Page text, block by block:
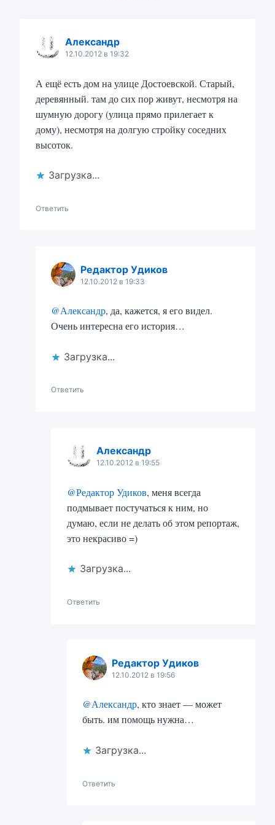
Александр
12.10.2012 в 19:32
А ещё есть дом на улице Достоевской. Старый,
деревянный. там до сих пор живут, несмотря на
шумную дорогу (улица прямо прилегает к
дому), несмотря на долгую стройку соседних
высоток.
Загрузка...
Ответить
Редактор Удиков
12.10.2012 в 19:33
@Александр, да, кажется, я его видел.
Очень интересна его история…
Загрузка...
Ответить
Александр
12.10.2012 в 19:55
@Редактор Удиков, меня всегда
подмывает постучаться к ним, но
думаю, если не делать об этом репортаж,
это некрасиво =)
Загрузка...
Ответить
Редактор Удиков
12.10.2012 в 19:56
@Александр, кто знает — может
быть. им помощь нужна…
Загрузка...
Ответить